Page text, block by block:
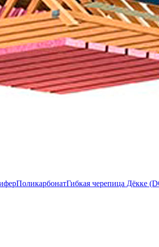
ПоликарбонатГибкая черепица Дёкке